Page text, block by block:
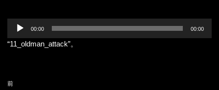
プ
ヤ
00:00 00:00
“11_oldman_attack”。
前